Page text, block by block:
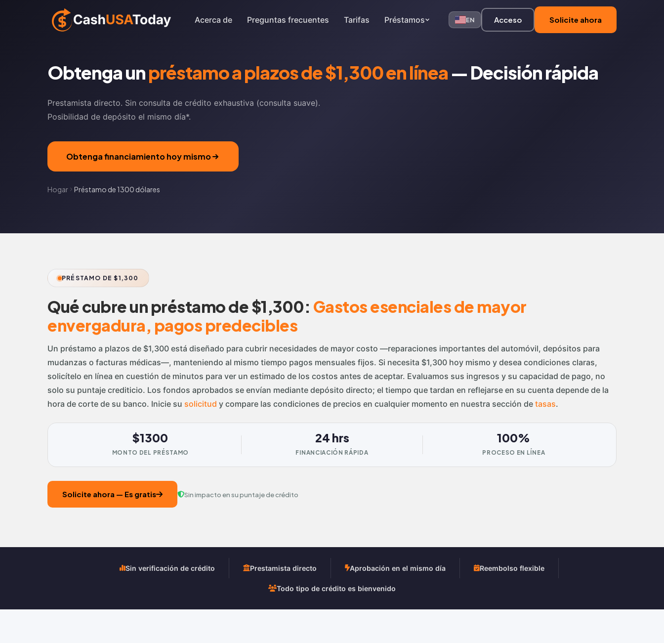
Acerca de Preguntas frecuentes Tarifas Préstamos EN Acceso Solicite ahora
Obtenga unpréstamo a plazos de $1,300 en línea — Decisión rápida
Prestamista directo. Sin consulta de crédito exhaustiva (consulta suave).
Posibilidad de depósito el mismo día*.
Obtenga financiamiento hoy mismo
Hogar Préstamo de 1300 dólares
PRÉSTAMO DE $1,300
Qué cubre un préstamo de $1,300: Gastos esenciales de mayor
envergadura, pagos predecibles
Un préstamo a plazos de $1,300 está diseñado para cubrir necesidades de mayor costo —reparaciones importantes del automóvil, depósitos para
mudanzas o facturas médicas—, manteniendo al mismo tiempo pagos mensuales fijos. Si necesita $1,300 hoy mismo y desea condiciones claras,
solicítelo en línea en cuestión de minutos para ver un estimado de los costos antes de aceptar. Evaluamos sus ingresos y su capacidad de pago, no
solo su puntaje crediticio. Los fondos aprobados se envían mediante depósito directo; el tiempo que tardan en reflejarse en su cuenta depende de la
hora de corte de su banco. Inicie su solicitud y compare las condiciones de precios en cualquier momento en nuestra sección de tasas.
$1300
MONTO DEL PRÉSTAMO
24 hrs
FINANCIACIÓN RÁPIDA
100%
PROCESO EN LÍNEA
Solicite ahora — Es gratis Sin impacto en su puntaje de crédito
Sin verificación de crédito Prestamista directo Aprobación en el mismo día Reembolso flexible
Todo tipo de crédito es bienvenido